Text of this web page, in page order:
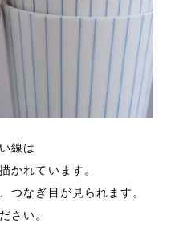
線は
かれています。
つなぎ目が見られます。
さい。